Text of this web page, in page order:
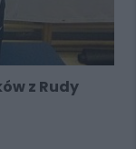
z Rudy